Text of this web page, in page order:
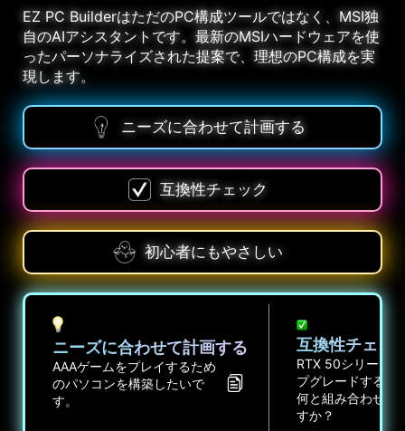
EZ PC BuilderはただのPC構成ツールではなく、MSI独
自のAIアシスタントです。最新のMSIハードウェアを使
ったパーソナライズされた提案で、理想のPC構成を実
現します。
ニーズに合わせて計画する
互換性チェック
初心者にもやさしい
ニーズに合わせて計画する
AAAゲームをプレイするため
のパソコンを構築したいで
す。
互換性チェッ
RTX 50シリーズ
プグレードする予
何と組み合わせれ
すか？